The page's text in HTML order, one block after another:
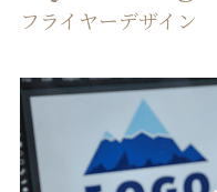
フライヤーデザイン